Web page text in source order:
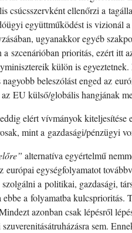
csúcsszervként ellenőrzi a
együttműködést is vizionál
ugyanakkor egyéb
szcenárióban prioritás, ezért
külön is
beleszólást enged az
EU külső/globális hangjának
elért vívmányok
mint a gazdasági/pénzügyi
alternatíva egyértelmű
egységfolyamatot
a politikai, gazdasági,
a folyamatba kulcsprioritás.
azonban csak lépésről
sem.